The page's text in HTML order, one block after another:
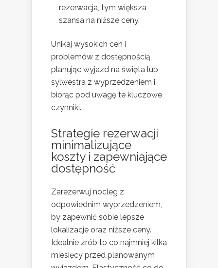
rezerwacja, tym większa
szansa na niższe ceny.
Unikaj wysokich cen i
problemów z dostępnością,
planując wyjazd na święta lub
sylwestra z wyprzedzeniem i
biorąc pod uwagę te kluczowe
czynniki.
Strategie rezerwacji
minimalizujące
koszty i zapewniające
dostępność
Zarezerwuj nocleg z
odpowiednim wyprzedzeniem,
by zapewnić sobie lepsze
lokalizacje oraz niższe ceny.
Idealnie zrób to co najmniej kilka
miesięcy przed planowanym